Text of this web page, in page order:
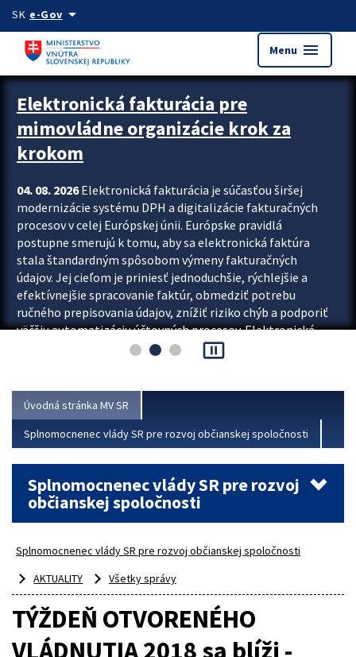
Preskocit na hlavný obsah
SK e-Govarrow_drop_down
Menu menu
Zastavit automatický posun upútavok
Elektronická fakturácia pre
mimovládne organizácie krok za
krokom
04. 08. 2026Elektronická fakturácia je súčasťou širšej
modernizácie systému DPH a digitalizácie fakturačných
procesov v celej Európskej únii. Európske pravidlá
postupne smerujú k tomu, aby sa elektronická faktúra
stala štandardným spôsobom výmeny fakturačných
údajov. Jej cieľom je priniesť jednoduchšie, rýchlejšie a
efektívnejšie spracovanie faktúr, obmedziť potrebu
ručného prepisovania údajov, znížiť riziko chýb a podporiť
väčšiu automatizáciu účtovných procesov. Elektronická
fakturácia preto nepredstavuje...
pause_presentation
Úvodná stránka MV SR
Splnomocnenec vlády SR pre rozvoj občianskej spoločnosti
Splnomocnenec vlády SR pre rozvoj
občianskej spoločnosti
Splnomocnenec vlády SR pre rozvoj občianskej spoločnosti
AKTUALITY
Všetky správy
TÝŽDEŇ OTVORENÉHO